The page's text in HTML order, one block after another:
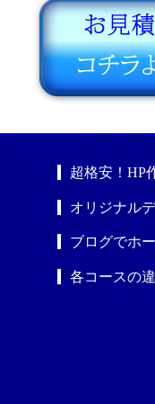
超格安！HP
オリジナル
ブログでホ
各コースの